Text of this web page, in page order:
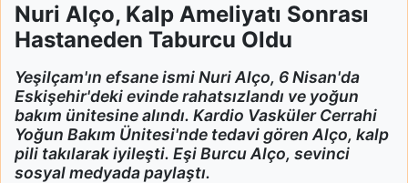
Nuri Alço, Kalp Ameliyatı Sonrası
Hastaneden Taburcu Oldu
Yeşilçam'ın efsane ismi Nuri Alço, 6 Nisan'da
Eskişehir'deki evinde rahatsızlandı ve yoğun
bakım ünitesine alındı. Kardio Vasküler Cerrahi
Yoğun Bakım Ünitesi'nde tedavi gören Alço, kalp
pili takılarak iyileşti. Eşi Burcu Alço, sevinci
sosyal medyada paylaştı.